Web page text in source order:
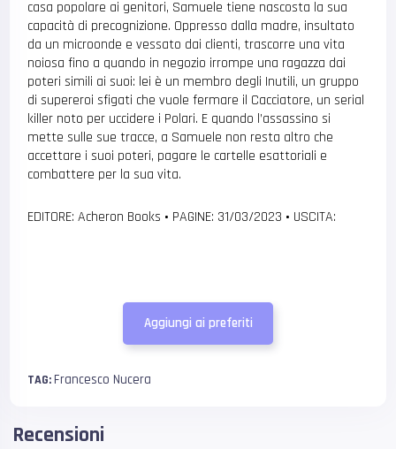
casa popolare ai genitori, Samuele tiene nascosta la sua
capacità di precognizione. Oppresso dalla madre, insultato
da un microonde e vessato dai clienti, trascorre una vita
noiosa fino a quando in negozio irrompe una ragazza dai
poteri simili ai suoi: lei è un membro degli Inutili, un gruppo
di supereroi sfigati che vuole fermare il Cacciatore, un serial
killer noto per uccidere i Polari. E quando l’assassino si
mette sulle sue tracce, a Samuele non resta altro che
accettare i suoi poteri, pagare le cartelle esattoriali e
combattere per la sua vita.
EDITORE: Acheron Books • PAGINE: 31/03/2023 • USCITA:
Aggiungi ai preferiti
TAG:Francesco Nucera
Recensioni